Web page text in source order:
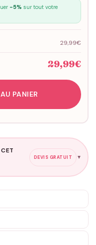
-5% sur tout votre
29,99€
29,99€
PANIER
DEVIS GRATUIT ▼
3 à 10€ selon la demande